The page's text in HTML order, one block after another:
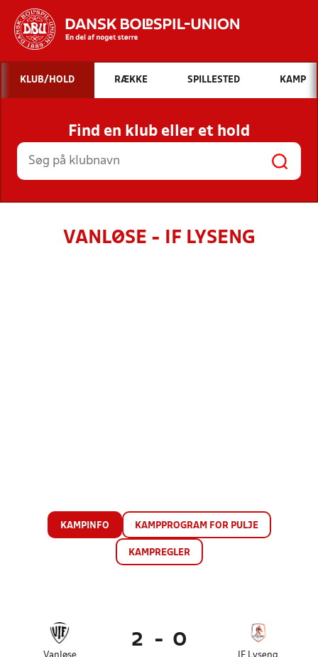
Hvad vil du søge efter?
INDHOLD OG NYHEDER
STILLINGER, RESULTATER, KLUBBER OG
HOLD
KLUB/HOLD RÆKKE SPILLESTED KAMP
Find en klub eller et hold
VANLØSE - IF LYSENG
KAMPINFO KAMPPROGRAM FOR PULJE
KAMPREGLER
2 - 0